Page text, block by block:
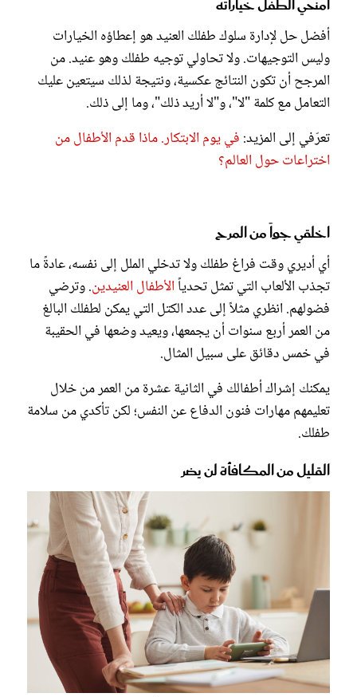
امنحي الطفل خياراته
أفضل حل لإدارة سلوك طفلك العنيد هو إعطاؤه الخيارات
وليس التوجيهات. ولا تحاولي توجيه طفلك وهو عنيد. من
المرجح أن تكون النتائج عكسية، ونتيجة لذلك سيتعين عليك
التعامل مع كلمة "لا"، و"لا أريد ذلك"، وما إلى ذلك.
تعرّفي إلى المزيد: في يوم الابتكار. ماذا قدم الأطفال من
اختراعات حول العالم؟
اخلقي جواً من المرح
أي أديري وقت فراغ طفلك ولا تدخلي الملل إلى نفسه، عادةً ما
تجذب الألعاب التي تمثل تحدياًالأطفال العنيدين. وترضي
فضولهم. انظري مثلاً إلى عدد الكتل التي يمكن لطفلك البالغ
من العمر أربع سنوات أن يجمعها، ويعيد وضعها في الحقيبة
في خمس دقائق على سبيل المثال.
يمكنك إشراك أطفالك في الثانية عشرة من العمر من خلال
تعليمهم مهارات فنون الدفاع عن النفس؛ لكن تأكدي من سلامة
طفلك.
القليل من المكافأة لن يضر